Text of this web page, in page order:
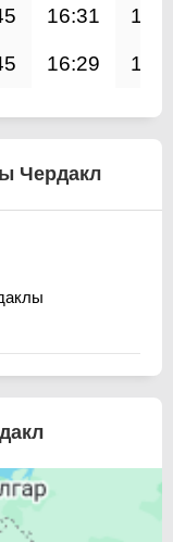
16:31
16:29
Чердакл